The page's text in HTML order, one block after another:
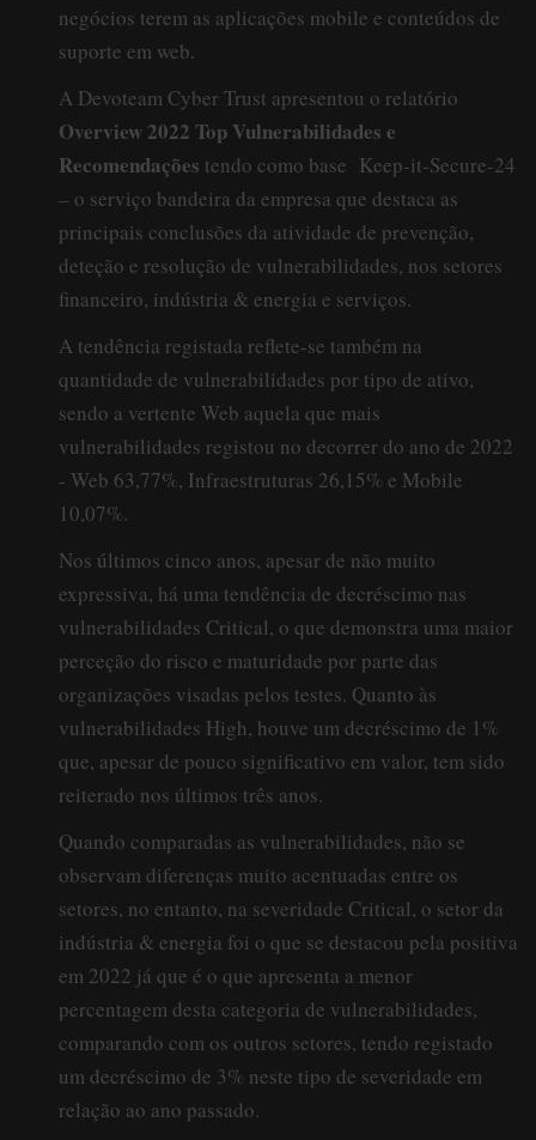
negócios terem as aplicações mobile e conteúdos de
suporte em web.
A Devoteam Cyber Trust apresentou o relatório
Overview 2022 Top Vulnerabilidades e
Recomendações tendo como base Keep-it-Secure-24
– o serviço bandeira da empresa que destaca as
principais conclusões da atividade de prevenção,
deteção e resolução de vulnerabilidades, nos setores
financeiro, indústria & energia e serviços.
A tendência registada reflete-se também na
quantidade de vulnerabilidades por tipo de ativo,
sendo a vertente Web aquela que mais
vulnerabilidades registou no decorrer do ano de 2022
- Web 63,77%, Infraestruturas 26,15% e Mobile
10,07%.
Nos últimos cinco anos, apesar de não muito
expressiva, há uma tendência de decréscimo nas
vulnerabilidades Critical, o que demonstra uma maior
perceção do risco e maturidade por parte das
organizações visadas pelos testes. Quanto às
vulnerabilidades High, houve um decréscimo de 1%
que, apesar de pouco significativo em valor, tem sido
reiterado nos últimos três anos.
Quando comparadas as vulnerabilidades, não se
observam diferenças muito acentuadas entre os
setores, no entanto, na severidade Critical, o setor da
indústria & energia foi o que se destacou pela positiva
em 2022 já que é o que apresenta a menor
percentagem desta categoria de vulnerabilidades,
comparando com os outros setores, tendo registado
um decréscimo de 3% neste tipo de severidade em
relação ao ano passado.